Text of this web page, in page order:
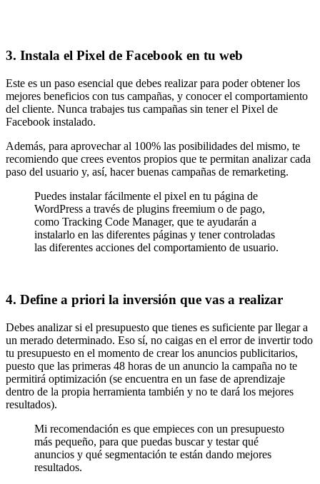
3. Instala el Pixel de Facebook en tu web
Este es un paso esencial que debes realizar para poder obtener los
mejores beneficios con tus campañas, y conocer el comportamiento
del cliente. Nunca trabajes tus campañas sin tener el Pixel de
Facebook instalado.
Además, para aprovechar al 100% las posibilidades del mismo, te
recomiendo que crees eventos propios que te permitan analizar cada
paso del usuario y, así, hacer buenas campañas de remarketing.
Puedes instalar fácilmente el pixel en tu página de
WordPress a través de plugins freemium o de pago,
como Tracking Code Manager, que te ayudarán a
instalarlo en las diferentes páginas y tener controladas
las diferentes acciones del comportamiento de usuario.
4. Define a priori la inversión que vas a realizar
Debes analizar si el presupuesto que tienes es suficiente par llegar a
un merado determinado. Eso sí, no caigas en el error de invertir todo
tu presupuesto en el momento de crear los anuncios publicitarios,
puesto que las primeras 48 horas de un anuncio la campaña no te
permitirá optimización (se encuentra en un fase de aprendizaje
dentro de la propia herramienta también y no te dará los mejores
resultados).
Mi recomendación es que empieces con un presupuesto
más pequeño, para que puedas buscar y testar qué
anuncios y qué segmentación te están dando mejores
resultados.